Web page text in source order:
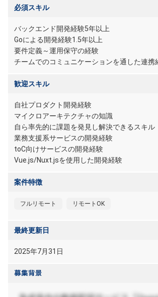
必須スキル
バックエンド開発経験5年以上
Goによる開発経験1.5年以上
要件定義～運用保守の経験
チームでのコミュニケーションを通した連携
歓迎スキル
自社プロダクト開発経験
マイクロアーキテクチャの知識
自ら率先的に課題を発見し解決できるスキル
業務支援系サービスの開発経験
toC向けサービスの開発経験
Vue.js/Nuxt.jsを使用した開発経験
案件特徴
フルリモート リモートOK
最終更新日
2025年7月31日